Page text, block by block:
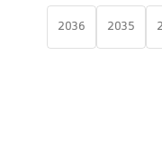
2035
2036